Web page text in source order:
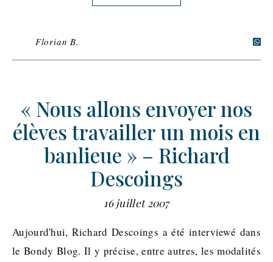
Florian B.
« Nous allons envoyer nos
élèves travailler un mois en
banlieue » – Richard
Descoings
16 juillet 2007
Aujourd'hui, Richard Descoings a été interviewé dans
le Bondy Blog. Il y précise, entre autres, les modalités